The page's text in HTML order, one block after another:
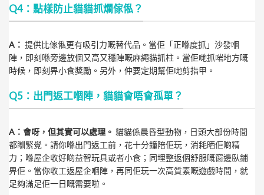
Q4：點樣防止貓貓抓爛傢俬？
A： 提供比傢俬更有吸引力嘅替代品。當佢「正喺度抓」沙發嗰
陣，即刻喺旁邊放個又高又穩陣嘅麻繩貓抓柱。當佢哋抓啱地方嘅
時候，即刻畀小食獎勵。另外，仲要定期幫佢哋剪指甲。
Q5：出門返工嗰陣，貓貓會唔會孤單？
A：會呀，但其實可以處理。 貓貓係晨昏型動物，日頭大部份時間
都瞓緊覺。請你喺出門返工前，花十分鐘陪佢玩，消耗晒佢啲精
力；喺屋企收好啲益智玩具或者小食；同埋整返個舒服嘅窗邊臥鋪
畀佢。當你收工返屋企嗰陣，再同佢玩一次高質素嘅遊戲時間，就
足夠滿足佢一日嘅需要啦。